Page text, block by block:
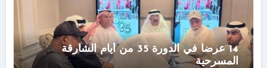
14 عرضاً في الدورة 35 من أيام الشارقة
المسرحية